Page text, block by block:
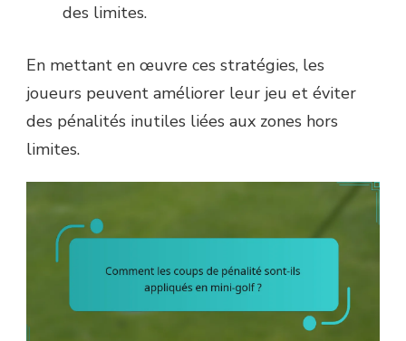
des limites.
En mettant en œuvre ces stratégies, les
joueurs peuvent améliorer leur jeu et éviter
des pénalités inutiles liées aux zones hors
limites.